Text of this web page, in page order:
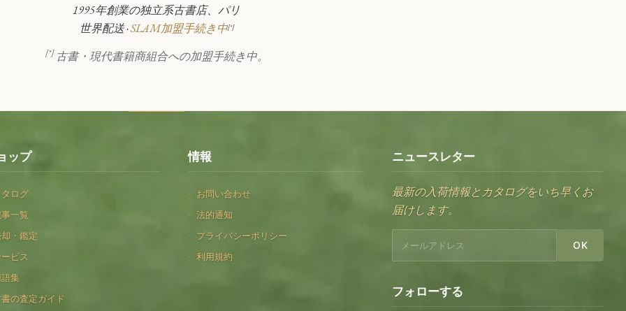
1995年創業の独立系古書店、パリ
世界配送 ·SLAM加盟手続き中[*]
[*]古書・現代書籍商組合への加盟手続き中。
ップ
ログ
一覧
・鑑定
ビス
集
の査定ガイド
情報
お問い合わせ
法的通知
プライバシーポリシー
利用規約
ニュースレター
最新の入荷情報とカタログをいち早くお
届けします。
OK
フォローする